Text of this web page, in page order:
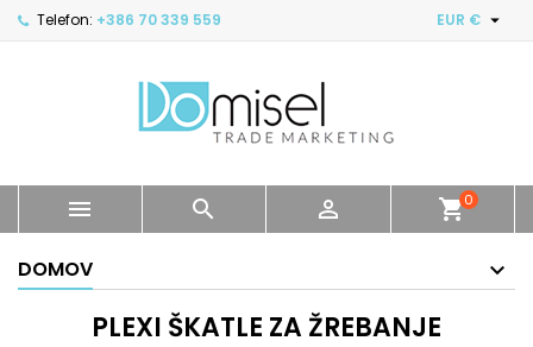
Telefon: +386 70 339 559 EUR € 
   shopping_cart0
DOMOV
PLEXI ŠKATLE ZA ŽREBANJE